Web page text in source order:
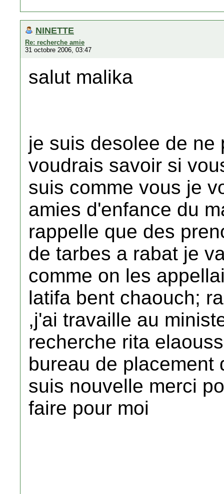
NINETTE
Re: recherche amie
31 octobre 2006, 03:47
salut malika
je suis desolee de ne
voudrais savoir si
suis comme vous je
amies d'enfance du
rappelle que des
de tarbes a rabat je
comme on les
latifa bent chaouch;
,j'ai travaille au
recherche rita
bureau de placement
suis nouvelle merci
faire pour moi